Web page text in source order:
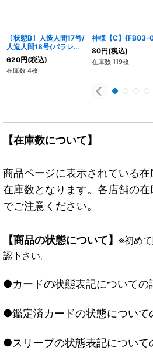
〔状態B〕人造人間17号/
人造人間18号(パラレル)
【SR☆】{FB01-078}
620円(税込)
在庫数 4枚
神様【C】{FB03-
80円(税込)
在庫数 119枚
【在庫数について】
商品ページに表示されている
在庫数となります。各店舗の
でご注意ください。
【商品の状態について】 ※初め
認下さい。
●カードの状態表記についての
●鑑定済カードの状態について
●スリーブの状態表記について